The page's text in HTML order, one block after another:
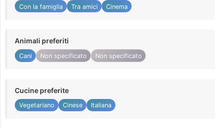
Con la famiglia Tra amici Cinema
Animali preferiti
Cani Non specificato Non specificato
Cucine preferite
Vegetariano Cinese Italiana